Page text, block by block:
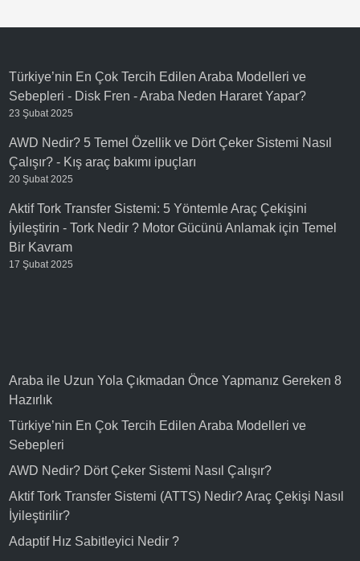
Türkiye’nin En Çok Tercih Edilen Araba Modelleri ve
Sebepleri - Disk Fren -Araba Neden Hararet Yapar?
23 Şubat 2025
AWD Nedir? 5 Temel Özellik ve Dört Çeker Sistemi Nasıl
Çalışır? - Kış araç bakımı ipuçları
20 Şubat 2025
Aktif Tork Transfer Sistemi: 5 Yöntemle Araç Çekişini
İyileştirin -Tork Nedir ? Motor Gücünü Anlamak için Temel
Bir Kavram
17 Şubat 2025
Araba ile Uzun Yola Çıkmadan Önce Yapmanız Gereken 8
Hazırlık
Türkiye’nin En Çok Tercih Edilen Araba Modelleri ve
Sebepleri
AWD Nedir? Dört Çeker Sistemi Nasıl Çalışır?
Aktif Tork Transfer Sistemi (ATTS) Nedir? Araç Çekişi Nasıl
İyileştirilir?
Adaptif Hız Sabitleyici Nedir ?